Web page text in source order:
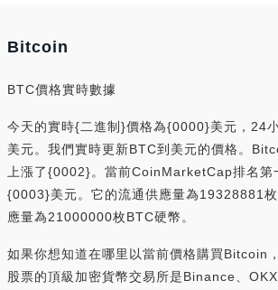
Bitcoin
BTC價格實時數據
今天的實時{二進制}價格為{0000}美元，24
美元。我們實時更新BTC到美元的價格。
上漲了{0002}。當前CoinMarketCap排名第
{0003}美元。它的流通供應量為19328881
應量為21000000枚BTC硬幣。
如果你想知道在哪里以當前價格購買Bitcoin
股票的頂級加密貨幣交易所是Binance、